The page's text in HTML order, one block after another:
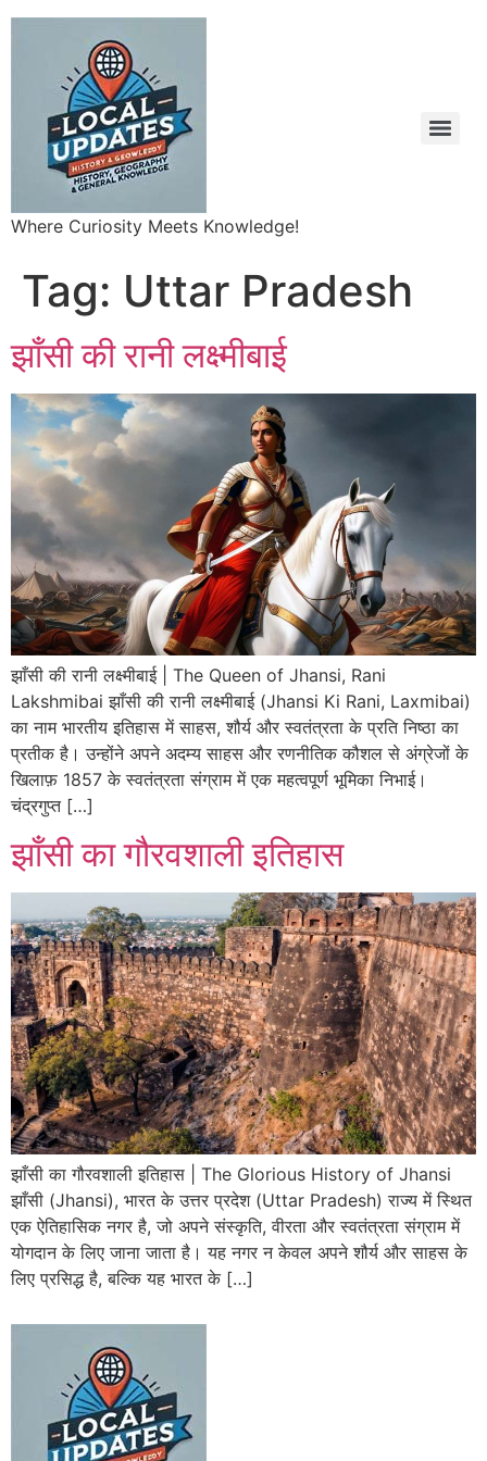
Where Curiosity Meets Knowledge!
Tag: Uttar Pradesh
झाँसी की रानी लक्ष्मीबाई
झाँसी की रानी लक्ष्मीबाई | The Queen of Jhansi, Rani
Lakshmibai झाँसी की रानी लक्ष्मीबाई (Jhansi Ki Rani, Laxmibai)
का नाम भारतीय इतिहास में साहस, शौर्य और स्वतंत्रता के प्रति निष्ठा का
प्रतीक है। उन्होंने अपने अदम्य साहस और रणनीतिक कौशल से अंग्रेजों के
खिलाफ़ 1857 के स्वतंत्रता संग्राम में एक महत्वपूर्ण भूमिका निभाई।
चंद्रगुप्त […]
झाँसी का गौरवशाली इतिहास
झाँसी का गौरवशाली इतिहास | The Glorious History of Jhansi
झाँसी (Jhansi), भारत के उत्तर प्रदेश (Uttar Pradesh) राज्य में स्थित
एक ऐतिहासिक नगर है, जो अपने संस्कृति, वीरता और स्वतंत्रता संग्राम में
योगदान के लिए जाना जाता है। यह नगर न केवल अपने शौर्य और साहस के
लिए प्रसिद्ध है, बल्कि यह भारत के […]